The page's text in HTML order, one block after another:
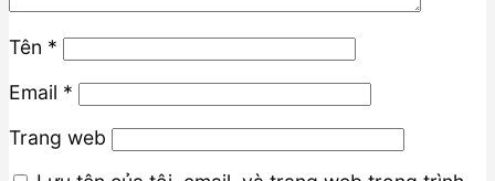
Tên *
Email *
Trang web